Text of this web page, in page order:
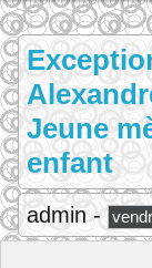
Jeune
enfant
admin -